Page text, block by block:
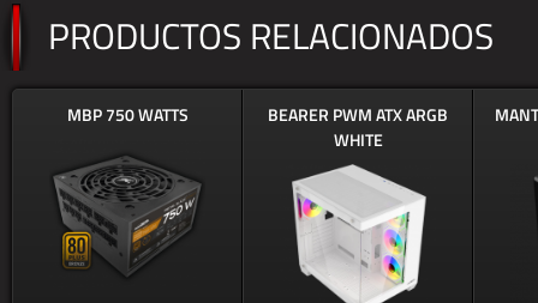
PRODUCTOS RELACIONADOS
MBP 750 WATTS
BEARER PWM ATX ARGB
WHITE